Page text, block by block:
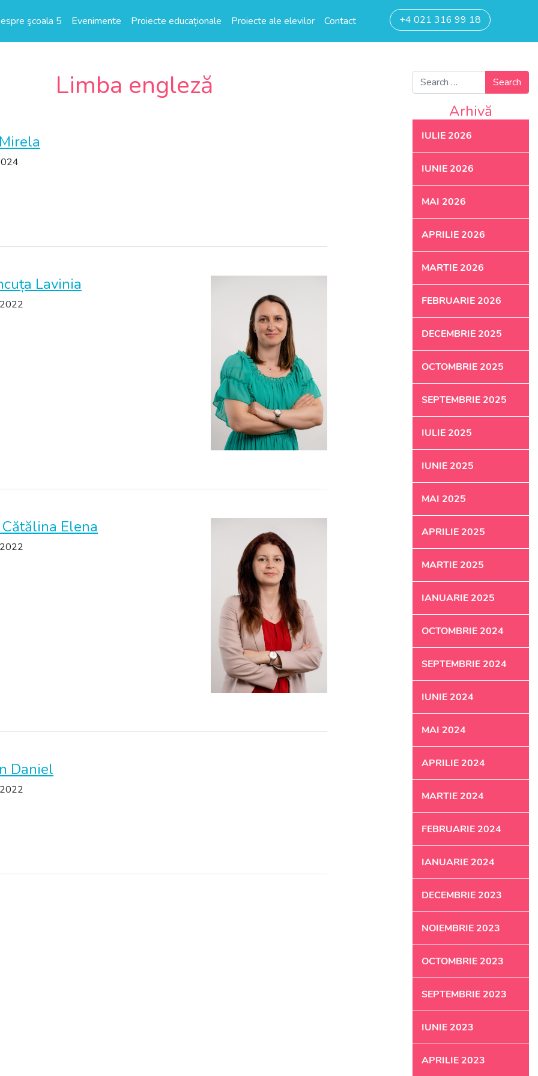
şcoala 5 Evenimente Proiecte educaționale Proiecte ale elevilor Contact +4 021 316 99 18
Limba engleză
Lavinia
Elena
Daniel
Search for:
Arhivă
IULIE 2026
IUNIE 2026
MAI 2026
APRILIE 2026
MARTIE 2026
FEBRUARIE 2026
DECEMBRIE 2025
OCTOMBRIE 2025
SEPTEMBRIE 2025
IULIE 2025
IUNIE 2025
MAI 2025
APRILIE 2025
MARTIE 2025
IANUARIE 2025
OCTOMBRIE 2024
SEPTEMBRIE 2024
IUNIE 2024
MAI 2024
APRILIE 2024
MARTIE 2024
FEBRUARIE 2024
IANUARIE 2024
DECEMBRIE 2023
NOIEMBRIE 2023
OCTOMBRIE 2023
SEPTEMBRIE 2023
IUNIE 2023
APRILIE 2023